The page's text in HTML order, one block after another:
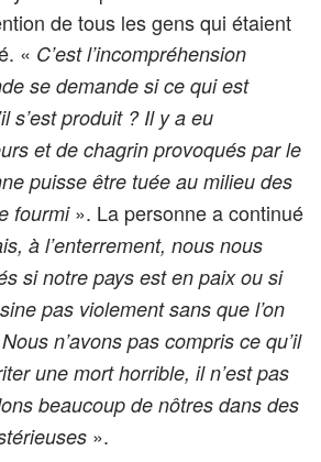
de tous les gens qui étaient
« C’est l’incompréhension
se demande si ce qui est
s’est produit ? Il y a eu
et de chagrin provoqués par le
puisse être tuée au milieu des
fourmi». La personne a continué
à l’enterrement, nous nous
si notre pays est en paix ou si
pas violement sans que l’on
n’avons pas compris ce qu’il
une mort horrible, il n’est pas
beaucoup de nôtres dans des
».